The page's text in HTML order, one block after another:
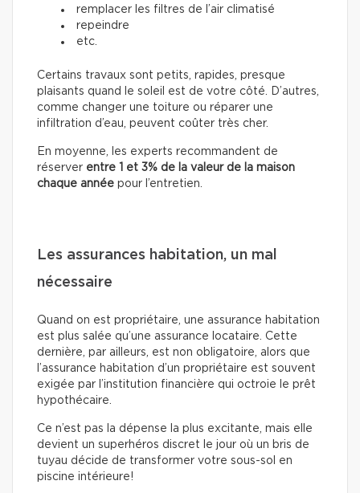
remplacer les filtres de l’air climatisé
repeindre
etc.
Certains travaux sont petits, rapides, presque
plaisants quand le soleil est de votre côté. D’autres,
comme changer une toiture ou réparer une
infiltration d’eau, peuvent coûter très cher.
En moyenne, les experts recommandent de
réserver entre 1 et 3% de la valeur de la maison
chaque année pour l’entretien.
Les assurances habitation, un mal
nécessaire
Quand on est propriétaire, une assurance habitation
est plus salée qu’une assurance locataire. Cette
dernière, par ailleurs, est non obligatoire, alors que
l’assurance habitation d’un propriétaire est souvent
exigée par l’institution financière qui octroie le prêt
hypothécaire.
Ce n’est pas la dépense la plus excitante, mais elle
devient un superhéros discret le jour où un bris de
tuyau décide de transformer votre sous-sol en
piscine intérieure!